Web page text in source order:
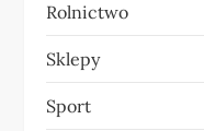
Rolnictwo
Sklepy
Sport